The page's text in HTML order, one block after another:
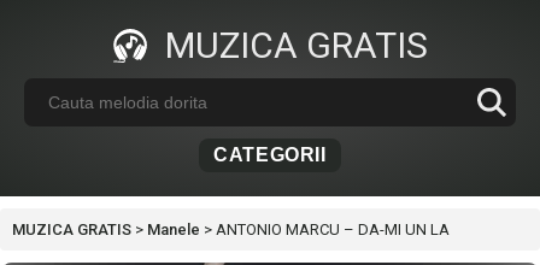
MUZICA GRATIS
CATEGORII
MUZICA GRATIS > Manele > ANTONIO MARCU – DA-MI UN LA